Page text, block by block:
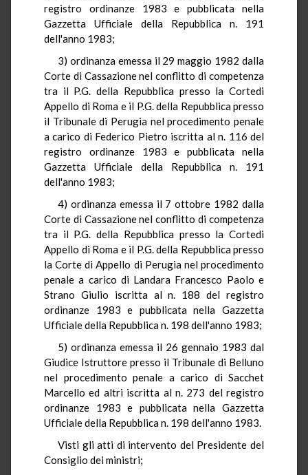
registro ordinanze 1983 e pubblicata nella
Gazzetta Ufficiale della Repubblica n. 191
dell'anno 1983;
3) ordinanza emessa il 29 maggio 1982 dalla
Corte di Cassazione nel conflitto di competenza
tra il P.G. della Repubblica presso la Cortedi
Appello di Roma e il P.G. della Repubblica presso
il Tribunale di Perugia nel procedimento penale
a carico di Federico Pietro iscritta al n. 116 del
registro ordinanze 1983 e pubblicata nella
Gazzetta Ufficiale della Repubblica n. 191
dell'anno 1983;
4) ordinanza emessa il 7 ottobre 1982 dalla
Corte di Cassazione nel conflitto di competenza
tra il P.G. della Repubblica presso la Cortedi
Appello di Roma e il P.G. della Repubblica presso
la Corte di Appello di Perugia nel procedimento
penale a carico di Landara Francesco Paolo e
Strano Giulio iscritta al n. 188 del registro
ordinanze 1983 e pubblicata nella Gazzetta
Ufficiale della Repubblica n. 198 dell'anno 1983;
5) ordinanza emessa il 26 gennaio 1983 dal
Giudice Istruttore presso il Tribunale di Belluno
nel procedimento penale a carico di Sacchet
Marcello ed altri iscritta al n. 273 del registro
ordinanze 1983 e pubblicata nella Gazzetta
Ufficiale della Repubblica n. 198 dell'anno 1983.
Visti gli atti di intervento del Presidente del
Consiglio dei ministri;